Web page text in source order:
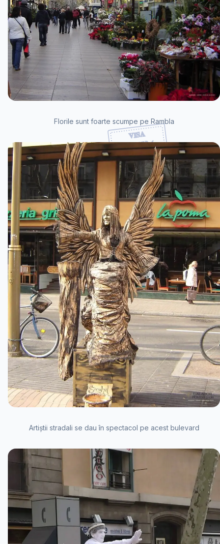
Florile sunt foarte scumpe pe Rambla
Artiștii stradali se dau în spectacol pe acest bulevard